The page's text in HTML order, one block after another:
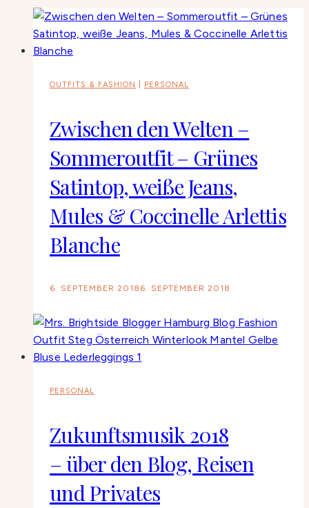
OUTFITS & FASHION PERSONAL
Zwischen den Welten –
Sommeroutfit – Grünes
Satintop, weiße Jeans,
Mules & Coccinelle Arlettis
Blanche
6. SEPTEMBER 2018 6. SEPTEMBER 2018
PERSONAL
Zukunftsmusik 2018
– über den Blog, Reisen
und Privates